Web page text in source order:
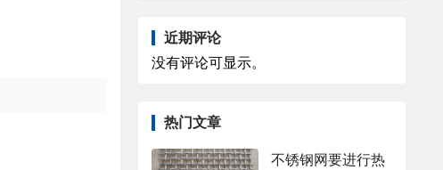
近期评论
没有评论可显示。
热门文章
不锈钢网要进行热